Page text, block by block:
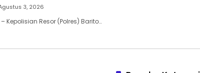
3, 2026
– Kepolisian Resor (Polres) Barito…